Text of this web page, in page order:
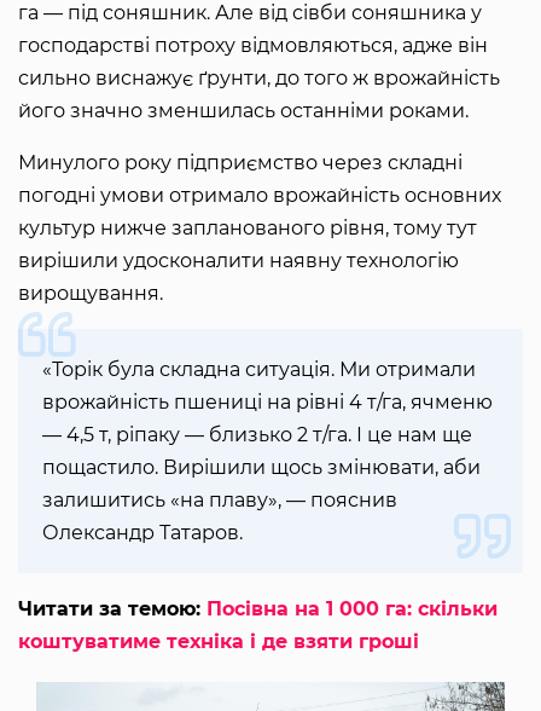
га — під соняшник. Але від сівби соняшника у
господарстві потроху відмовляються, адже він
сильно виснажує ґрунти, до того ж врожайність
його значно зменшилась останніми роками.
Минулого року підприємство через складні
погодні умови отримало врожайність основних
культур нижче запланованого рівня, тому тут
вирішили удосконалити наявну технологію
вирощування.
«Торік була складна ситуація. Ми отримали
врожайність пшениці на рівні 4 т/га, ячменю
— 4,5 т, ріпаку — близько 2 т/га. І це нам ще
пощастило. Вирішили щось змінювати, аби
залишитись «на плаву», — пояснив
Олександр Татаров.
Читати за темою: Посівна на 1 000 га: скільки
коштуватиме техніка і де взяти гроші